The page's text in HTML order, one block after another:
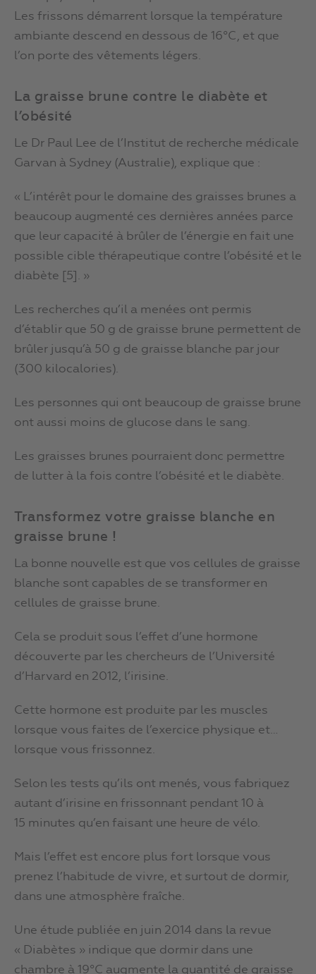
Les frissons démarrent lorsque la température
ambiante descend en dessous de 16°C, et que
l’on porte des vêtements légers.
La graisse brune contre le diabète et
l’obésité
Le Dr Paul Lee de l’Institut de recherche médicale
Garvan à Sydney (Australie), explique que :
« L’intérêt pour le domaine des graisses brunes a
beaucoup augmenté ces dernières années parce
que leur capacité à brûler de l’énergie en fait une
possible cible thérapeutique contre l’obésité et le
diabète [5]. »
Les recherches qu’il a menées ont permis
d’établir que 50 g de graisse brune permettent de
brûler jusqu’à 50 g de graisse blanche par jour
(300 kilocalories).
Les personnes qui ont beaucoup de graisse brune
ont aussi moins de glucose dans le sang.
Les graisses brunes pourraient donc permettre
de lutter à la fois contre l’obésité et le diabète.
Transformez votre graisse blanche en
graisse brune !
La bonne nouvelle est que vos cellules de graisse
blanche sont capables de se transformer en
cellules de graisse brune.
Cela se produit sous l’effet d’une hormone
découverte par les chercheurs de l’Université
d’Harvard en 2012, l’irisine.
Cette hormone est produite par les muscles
lorsque vous faites de l’exercice physique et…
lorsque vous frissonnez.
Selon les tests qu’ils ont menés, vous fabriquez
autant d’irisine en frissonnant pendant 10 à
15 minutes qu’en faisant une heure de vélo.
Mais l’effet est encore plus fort lorsque vous
prenez l’habitude de vivre, et surtout de dormir,
dans une atmosphère fraîche.
Une étude publiée en juin 2014 dans la revue
« Diabètes » indique que dormir dans une
chambre à 19°C augmente la quantité de graisse